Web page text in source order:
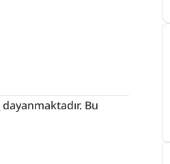
dayanmaktadır. Bu